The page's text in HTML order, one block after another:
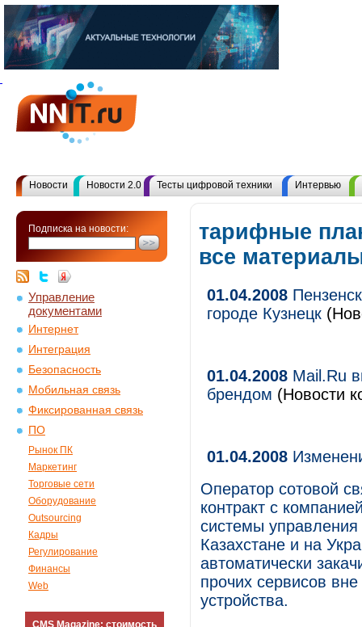
Новости Новости 2.0 Тесты цифровой техники Интервью
Подписка на новости:
Управление
документами
Интернет
Интеграция
Безопасность
Мобильная связь
Фиксированная связь
ПО
Рынок ПК
Маркетинг
Торговые сети
Оборудование
Outsourcing
Кадры
Регулирование
Финансы
Web
CMS Magazine: стоимость
тарифные
все
01.04.2008
городе Кузнецк
01.04.2008 Mail.Ru
брендом (Новости
01.04.2008
Оператор сотовой
контракт с
системы
Казахстане и на
автоматически
прочих сервисов
устройства.